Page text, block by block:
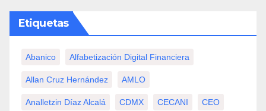
Etiquetas
Abanico Alfabetización Digital Financiera
Allan Cruz Hernández AMLO
Analletzin Díaz Alcalá CDMX CECANI CEO